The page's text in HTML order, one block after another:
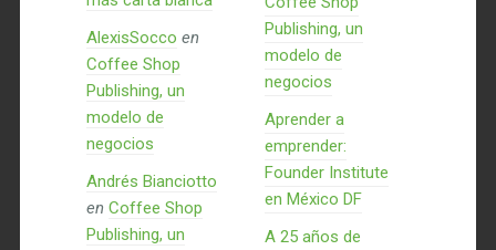
AlexisSocco en
Coffee Shop
Publishing, un
modelo de
negocios
Andrés Bianciotto
en Coffee Shop
Publishing, un
Publishing, un
modelo de
negocios
Aprender a
emprender:
Founder Institute
en México DF
A 25 años de